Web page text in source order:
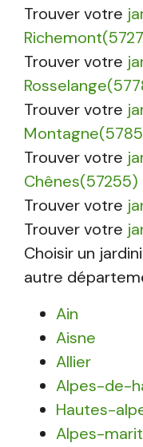
Trouver votre
Trouver votre
Trouver votre
Trouver votre
Chênes(57255)
Trouver votre
Trouver votre
Choisir un
autre
Ain
Aisne
Allier
Alpes-de-
Hautes-
Alpes-